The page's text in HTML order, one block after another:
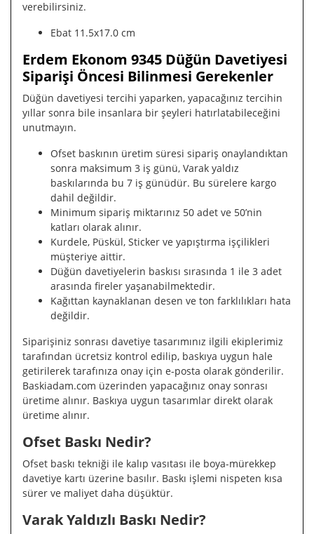
verebilirsiniz.
Ebat 11.5x17.0 cm
Erdem Ekonom 9345 Düğün Davetiyesi
Siparişi Öncesi Bilinmesi Gerekenler
Düğün davetiyesi tercihi yaparken, yapacağınız tercihin
yıllar sonra bile insanlara bir şeyleri hatırlatabileceğini
unutmayın.
Ofset baskının üretim süresi sipariş onaylandıktan
sonra maksimum 3 iş günü, Varak yaldız
baskılarında bu 7 iş günüdür. Bu sürelere kargo
dahil değildir.
Minimum sipariş miktarınız 50 adet ve 50’nin
katları olarak alınır.
Kurdele, Püskül, Sticker ve yapıştırma işçilikleri
müşteriye aittir.
Düğün davetiyelerin baskısı sırasında 1 ile 3 adet
arasında fireler yaşanabilmektedir.
Kağıttan kaynaklanan desen ve ton farklılıkları hata
değildir.
Siparişiniz sonrası davetiye tasarımınız ilgili ekiplerimiz
tarafından ücretsiz kontrol edilip, baskıya uygun hale
getirilerek tarafınıza onay için e-posta olarak gönderilir.
Baskiadam.com üzerinden yapacağınız onay sonrası
üretime alınır. Baskıya uygun tasarımlar direkt olarak
üretime alınır.
Ofset Baskı Nedir?
Ofset baskı tekniği ile kalıp vasıtası ile boya-mürekkep
davetiye kartı üzerine basılır. Baskı işlemi nispeten kısa
sürer ve maliyet daha düşüktür.
Varak Yaldızlı Baskı Nedir?